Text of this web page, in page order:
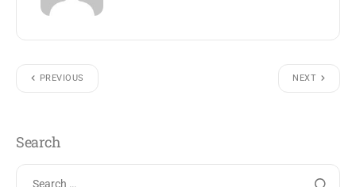
PREVIOUS NEXT
Search